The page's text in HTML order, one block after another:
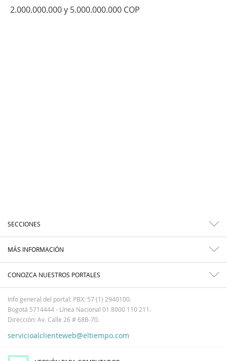
2.000.000.000 y 5.000.000.000 COP
SECCIONES
MÁS INFORMACIÓN
CONOZCA NUESTROS PORTALES
Info general del portal: PBX: 57 (1) 2940100.
Bogotá 5714444 - Línea Nacional 01 8000 110 211.
Dirección: Av. Calle 26 # 68B-70.
servicioalclienteweb@eltiempo.com